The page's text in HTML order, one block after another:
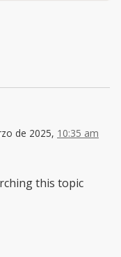
de 2025, 10:35 am
this topic